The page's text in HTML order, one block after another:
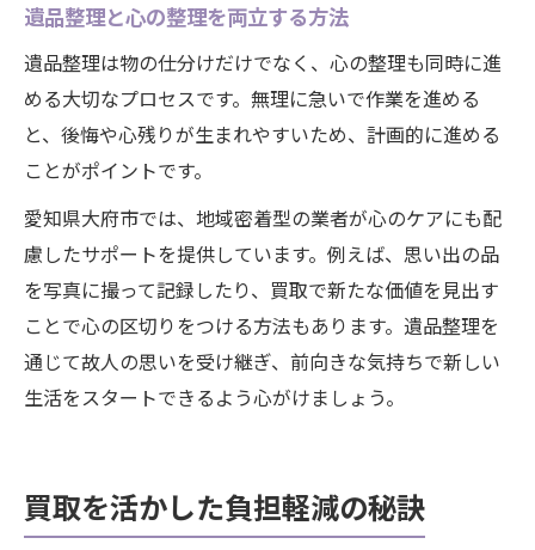
遺品整理と心の整理を両立する方法
遺品整理は物の仕分けだけでなく、心の整理も同時に進
める大切なプロセスです。無理に急いで作業を進める
と、後悔や心残りが生まれやすいため、計画的に進める
ことがポイントです。
愛知県大府市では、地域密着型の業者が心のケアにも配
慮したサポートを提供しています。例えば、思い出の品
を写真に撮って記録したり、買取で新たな価値を見出す
ことで心の区切りをつける方法もあります。遺品整理を
通じて故人の思いを受け継ぎ、前向きな気持ちで新しい
生活をスタートできるよう心がけましょう。
買取を活かした負担軽減の秘訣